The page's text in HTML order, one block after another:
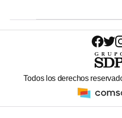
Todos los derechos